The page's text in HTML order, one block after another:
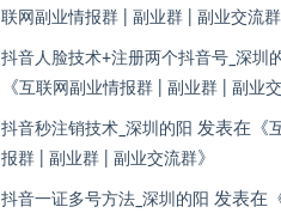
联网副业情报群 | 副业群 | 副业交流群
抖音人脸技术+注册两个抖音号_深圳
《互联网副业情报群 | 副业群 | 副业
抖音秒注销技术_深圳的阳 发表在《
报群 | 副业群 | 副业交流群》
抖音一证多号方法_深圳的阳 发表在